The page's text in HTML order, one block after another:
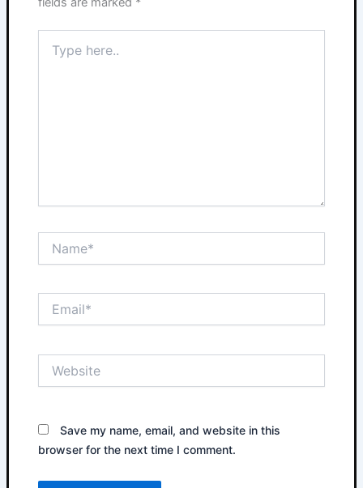
here..
Save my name, email, and website in this
browser for the next time I comment.